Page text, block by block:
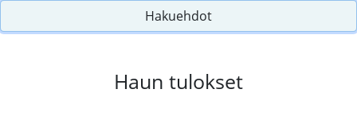
Hakuehdot
Haun tulokset